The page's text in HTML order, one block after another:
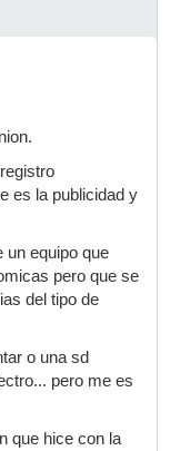
es la publicidad y
un equipo que
pero que se
del tipo de
o una sd
pero me es
que hice con la